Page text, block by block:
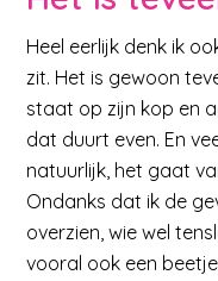
Heel eerlijk denk ik
zit. Het is gewoon
staat op zijn kop en
dat duurt even. En
natuurlijk, het gaat
Ondanks dat ik de
overzien, wie wel
vooral ook een